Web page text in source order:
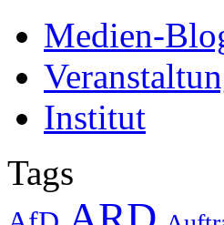
Medien-
Institut
Tags